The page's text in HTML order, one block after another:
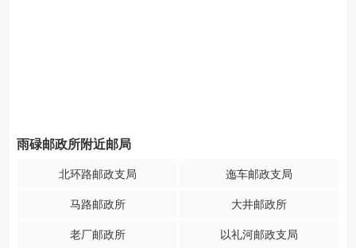
雨碌邮政所附近邮局
北环路邮政支局 迤车邮政支局
马路邮政所 大井邮政所
老厂邮政所 以礼河邮政支局